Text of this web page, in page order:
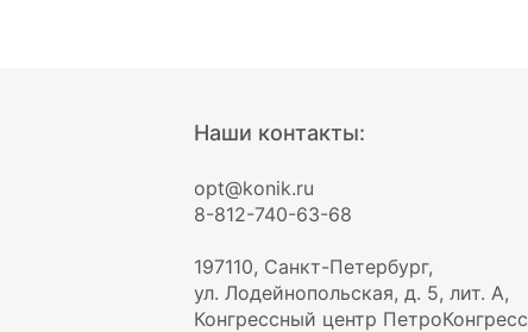
Наши контакты:
opt@konik.ru
8-812-740-63-68
197110, Санкт-Петербург,
ул. Лодейнопольская, д. 5, лит. А,
Конгрессный центр ПетроКонгресс